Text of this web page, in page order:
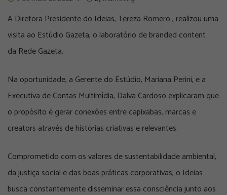
A Diretora Presidente do Ideias, Tereza Romero , realizou uma
visita ao Estúdio Gazeta, o laboratório de branded content
da Rede Gazeta.
Na oportunidade, a Gerente do Estúdio, Mariana Perini, e a
Executiva de Contas Multimídia, Dalva Cardoso explicaram que
o propósito é gerar conexões entre capixabas, marcas e
creators através de histórias criativas e relevantes.
Comprometido com os valores de sustentabilidade ambiental,
da justiça social e das boas práticas corporativas, o Ideias
busca constantemente disseminar essa consciência junto aos